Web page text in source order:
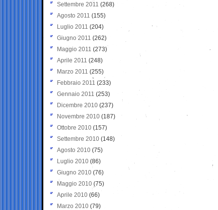
Settembre 2011 (268)
Agosto 2011 (155)
Luglio 2011 (204)
Giugno 2011 (262)
Maggio 2011 (273)
Aprile 2011 (248)
Marzo 2011 (255)
Febbraio 2011 (233)
Gennaio 2011 (253)
Dicembre 2010 (237)
Novembre 2010 (187)
Ottobre 2010 (157)
Settembre 2010 (148)
Agosto 2010 (75)
Luglio 2010 (86)
Giugno 2010 (76)
Maggio 2010 (75)
Aprile 2010 (66)
Marzo 2010 (79)